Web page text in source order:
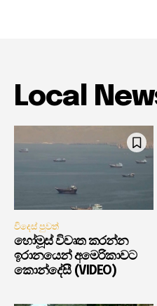
Local
විදෙස් පුවත්
හෝමූස් විවෘත කරන්න
ඉරානයෙන් අමෙරිකාවට
කොන්දේසී (VIDEO)